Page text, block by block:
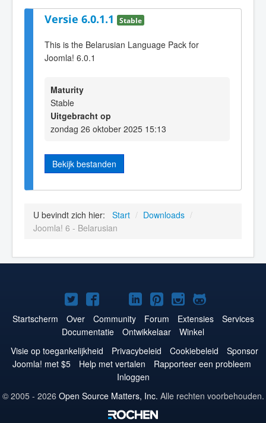
Versie 6.0.1.1 Stable
This is the Belarusian Language Pack for
Joomla! 6.0.1
Maturity
Stable
Uitgebracht op
zondag 26 oktober 2025 15:13
Bekijk bestanden
U bevindt zich hier: Start / Downloads /
Joomla! 6 - Belarusian
Joomla!
op
Twitter
Joomla!
op
Facebook
Joomla!
op
YouTube
Joomla!
op
LinkedIn
Joomla!
op
Pinterest
Joomla!
op
Instagram
Joomla!
op
GitHub
Startscherm Over Community Forum Extensies
Services
Documentatie
Ontwikkelaar
Winkel
Visie op toegankelijkheid
Privacybeleid Cookiebeleid
Sponsor
Joomla! met $5
Help met vertalen
Rapporteer een probleem
Inloggen
© 2005 - 2026 Open Source Matters, Inc. Alle rechten voorbehouden.